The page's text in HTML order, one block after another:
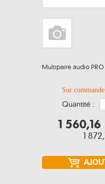
Multipaire audio PRO
Sur commande
quantité :
1 560,16
1